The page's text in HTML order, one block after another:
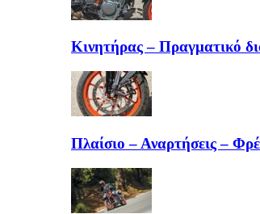
Κινητήρας – Πραγματικό
Πλαίσιο – Αναρτήσεις –